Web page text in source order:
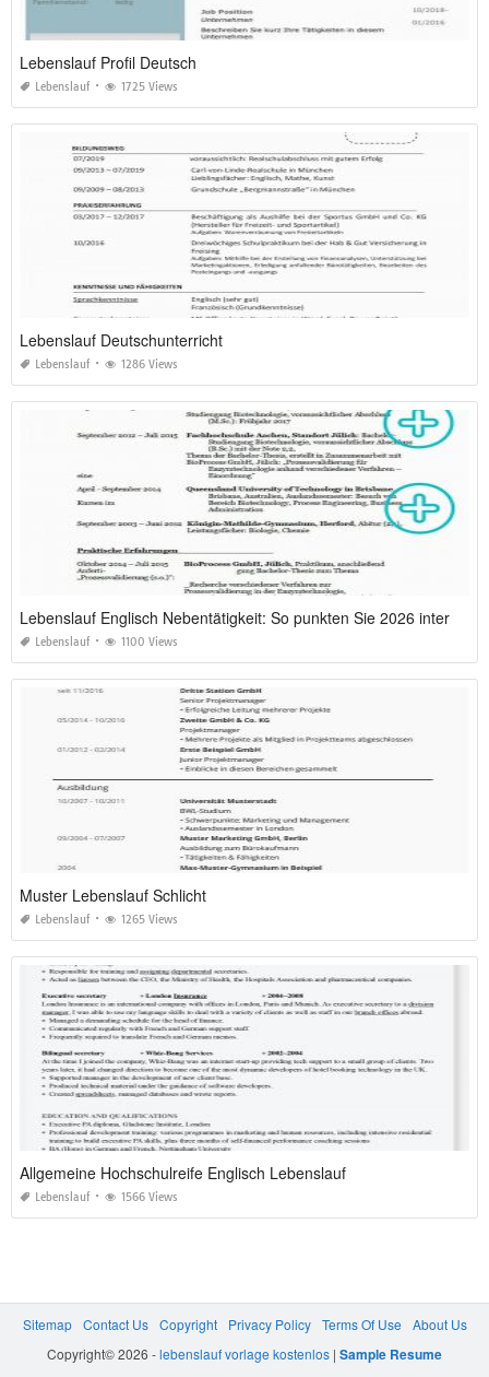
Lebenslauf Profil Deutsch
Lebenslauf 1725 Views
Lebenslauf Deutschunterricht
Lebenslauf 1286 Views
Lebenslauf 1100 Views
Muster Lebenslauf Schlicht
Lebenslauf 1265 Views
Allgemeine Hochschulreife Englisch Lebenslauf
Lebenslauf 1566 Views
Sitemap Contact Us Copyright Privacy Policy Terms Of Use
About Us
Copyright© 2026 -lebenslauf vorlage kostenlos | Sample Resume